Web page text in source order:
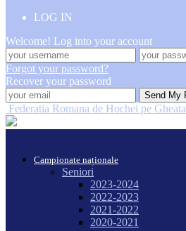
LOG IN
Welcome! Log into your account
Forgot your password?
Recover your password
Federatia Romana de Hochei pe Gheata
Campionate naționale
Seniori
2023-2024
2022-2023
2021-2022
2020-2021